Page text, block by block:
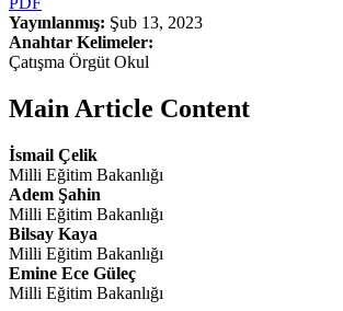
Yayınlanmış: Şub 13, 2023
Anahtar Kelimeler:
Çatışma Örgüt Okul
Main Article Content
İsmail Çelik
Milli Eğitim Bakanlığı
Adem Şahin
Milli Eğitim Bakanlığı
Bilsay Kaya
Milli Eğitim Bakanlığı
Emine Ece Güleç
Milli Eğitim Bakanlığı